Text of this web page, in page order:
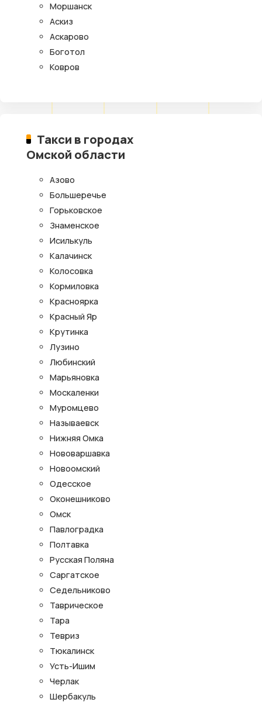
Моршанск
Аскиз
Аскарово
Боготол
Ковров
Такси в городах
Омской области
Азово
Большеречье
Горьковское
Знаменское
Исилькуль
Калачинск
Колосовка
Кормиловка
Красноярка
Красный Яр
Крутинка
Лузино
Любинский
Марьяновка
Москаленки
Муромцево
Называевск
Нижняя Омка
Нововаршавка
Новоомский
Одесское
Оконешниково
Омск
Павлоградка
Полтавка
Русская Поляна
Саргатское
Седельниково
Таврическое
Тара
Тевриз
Тюкалинск
Усть-Ишим
Черлак
Шербакуль